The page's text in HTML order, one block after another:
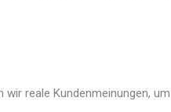
reale Kundenmeinungen,